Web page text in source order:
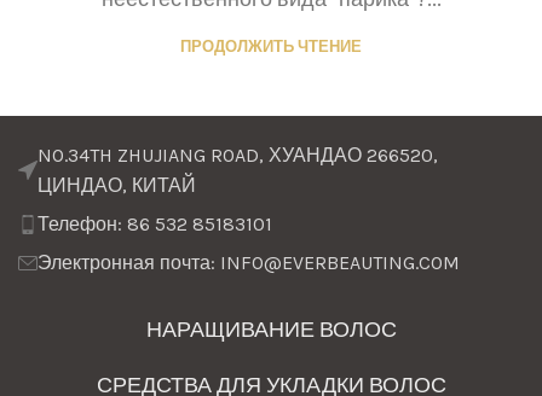
ПРОДОЛЖИТЬ ЧТЕНИЕ
NO.34TH ZHUJIANG ROAD, ХУАНДАО 266520,
ЦИНДАО, КИТАЙ
Телефон: 86 532 85183101
Электронная почта: INFO@EVERBEAUTING.COM
НАРАЩИВАНИЕ ВОЛОС
СРЕДСТВА ДЛЯ УКЛАДКИ ВОЛОС